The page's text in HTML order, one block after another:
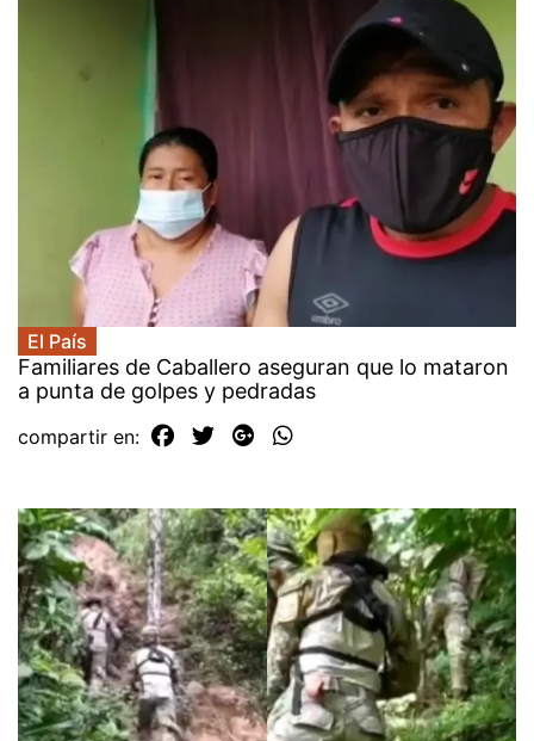
El País
Familiares de Caballero aseguran que lo mataron
a punta de golpes y pedradas
compartir en: